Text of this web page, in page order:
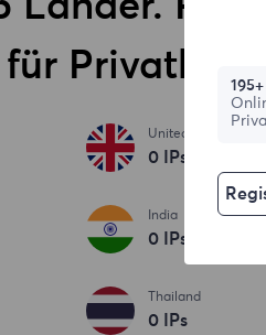
für
United Kingdom
0IPs
India
0IPs
Thailand
0IPs
195+